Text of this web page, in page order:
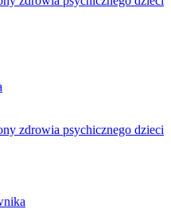
zdrowia psychicznego dzieci